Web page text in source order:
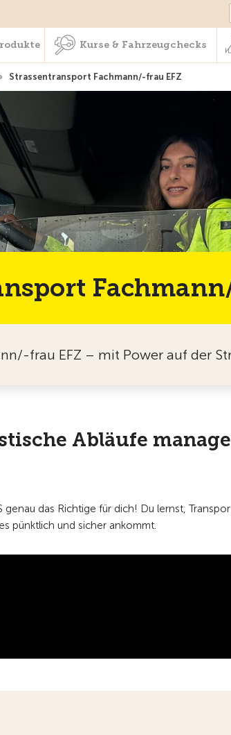
Kurse &
Kurse & Fahrzeugchecks
Strassentransport Fachmann/-frau EFZ
frau EFZ – mit Power auf der
Abläufe
das Richtige für dich! Du lernst,
pünktlich und sicher ankommt.